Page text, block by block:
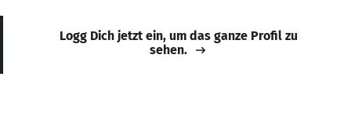
Logg Dich jetzt ein, um das ganze Profil zu
sehen.